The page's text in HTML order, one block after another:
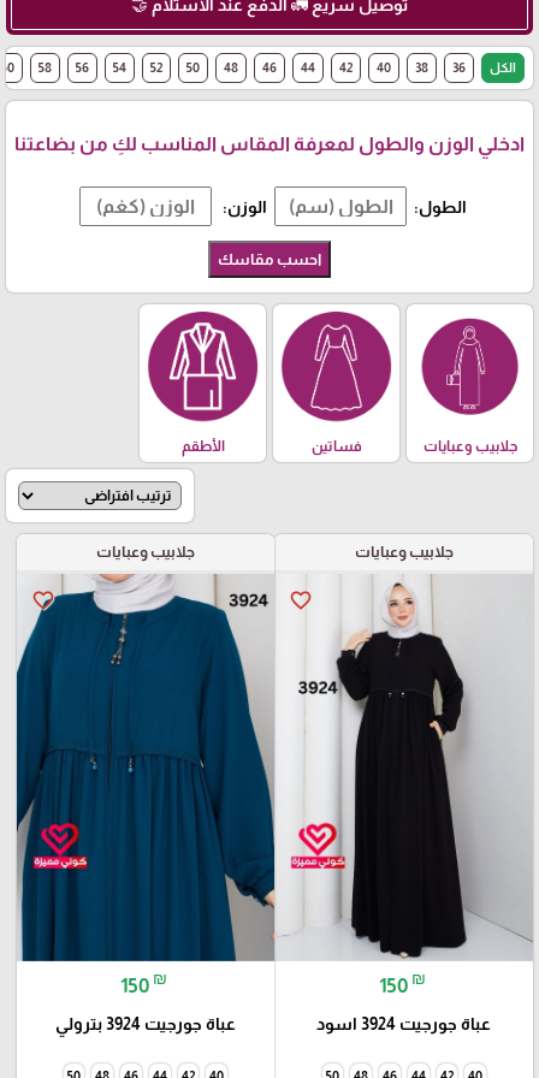
توصيل سريع 🚛 الدفع عند الاستلام 🤝
الكل 36
38
40
42
44
46
48
50
52
54
56
58
60
ادخلي الوزن والطول لمعرفة المقاس المناسب لكِ من بضاعتنا
الطول: الوزن:
احسب مقاسك
جلابيب وعبايات فساتين الأطقم
جلابيب وعبايات
favorite_border
150 ₪
عباة جورجيت 3924 اسود
جلابيب وعبايات
favorite_border
150 ₪
عباة جورجيت 3924 بترولي